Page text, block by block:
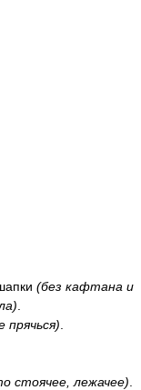
(без кафтана и
прячься)
стоячее, лежачее)